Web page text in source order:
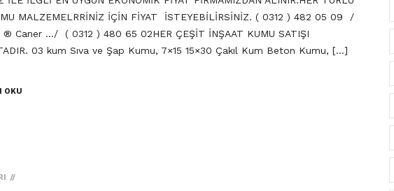
MALZEMELRRİNİZ İÇİN FİYAT İSTEYEBİLİRSİNİZ. ( 0312 ) 482 05 09 /
Caner …/ ( 0312 ) 480 65 02HER ÇEŞİT İNŞAAT KUMU SATIŞI
03 kum Sıva ve Şap Kumu, 7×15 15×30 Çakıl Kum Beton Kumu, […]
OKU